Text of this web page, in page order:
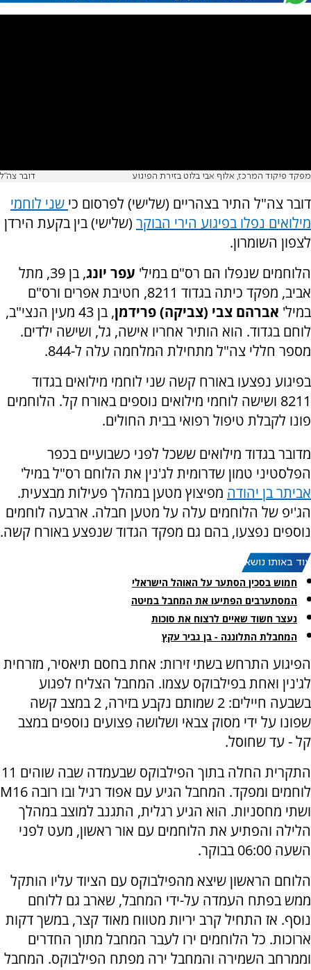
מפקד פיקוד המרכז, אלוף אבי בלוט בזירת הפיגוע דובר צה"ל
דובר צה"ל התיר בצהריים (שלישי) לפרסום כי שני לוחמי
מילואים נפלו בפיגוע הירי הבוקר (שלישי) בין בקעת הירדן
לצפון השומרון.
הלוחמים שנפלו הם רס"ם במיל' עפר יונג
, בן 39, מתל
אביב, מפקד כיתה בגדוד 8211, חטיבת אפרים ורס"ם
במיל' אברהם צבי (צביקה) פרידמן
, בן 43 מעין הנצי"ב,
לוחם בגדוד. הוא הותיר אחריו אישה, גל, ושישה ילדים.
מספר חללי צה"ל מתחילת המלחמה עלה ל-844.
בפיגוע נפצעו באורח קשה שני לוחמי מילואים בגדוד
8211 ושישה לוחמי מילואים נוספים באורח קל. הלוחמים
פונו לקבלת טיפול רפואי בבית החולים.
מדובר בגדוד מילואים ששכל לפני כשבועיים בכפר
הפלסטיני טמון שדרומית לג'נין את הלוחם רס"ל במיל'
אביתר בן יהודה מפיצוץ מטען במהלך פעילות מבצעית.
הג'יפ של הלוחמים עלה על מטען חבלה. ארבעה לוחמים
נוספים נפצעו, בהם גם מפקד הגדוד שנפצע באורח קשה.
עוד באותו נושא:
חמוש בסכין הסתער על האוהל הישראלי
המסתערבים הפתיעו את המחבל במיטה
נעצר חשוד שאיים לרצוח את סוכות
המחבלת התלוננה - בן גביר עקץ
הפיגוע התרחש בשתי זירות: אחת בחסם תיאסיר, מזרחית
לג'נין ואחת בפילבוקס עצמו. המחבל הצליח לפגוע
בשבעה חיילים: 2 שמותם נקבע בזירה, 2 במצב קשה
שפונו על ידי מסוק צבאי ושלושה פצועים נוספים במצב
קל - עד שחוסל.
התקרית החלה בתוך הפילבוקס שבעמדה שבה שוהים 11
לוחמים ומפקד. המחבל הגיע עם אפוד רגיל ובו רובה M16
ושתי מחסניות. הוא הגיע רגלית, התגנב למוצב במהלך
הלילה והפתיע את הלוחמים עם אור ראשון, מעט לפני
השעה 06:00 בבוקר.
הלוחם הראשון שיצא מהפילבוקס עם הציוד עליו הותקל
ממש בפתח העמדה על-ידי המחבל, שארב גם ללוחם
נוסף. אז התחיל קרב יריות מטווח מאוד קצר, במשך דקות
ארוכות. כל הלוחמים ירו לעבר המחבל מתוך החדרים
וממרחב השמירה והמחבל ירה מפתח הפילבוקס. המחבל